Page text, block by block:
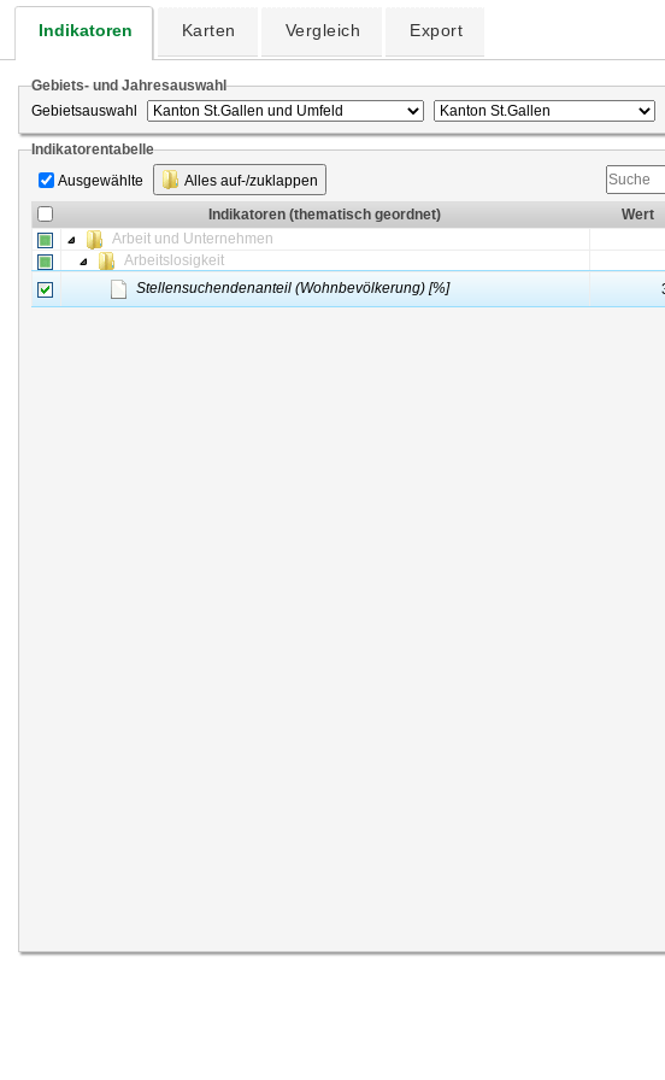
Indikatoren Karten Vergleich Export
Gebiets- und Jahresauswahl
Gebietsauswahl
Indikatorentabelle
Ausgewählte
Alles auf-/zuklappen
Indikatoren (thematisch geordnet) Wert
Arbeit und Unternehmen
Arbeitslosigkeit
Stellensuchendenanteil (Wohnbevölkerung) [%]